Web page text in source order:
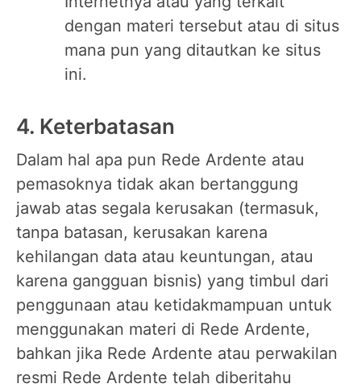
dengan materi tersebut atau di situs
mana pun yang ditautkan ke situs
ini.
4. Keterbatasan
Dalam hal apa pun Rede Ardente atau
pemasoknya tidak akan bertanggung
jawab atas segala kerusakan (termasuk,
tanpa batasan, kerusakan karena
kehilangan data atau keuntungan, atau
karena gangguan bisnis) yang timbul dari
penggunaan atau ketidakmampuan untuk
menggunakan materi di Rede Ardente,
bahkan jika Rede Ardente atau perwakilan
resmi Rede Ardente telah diberitahu